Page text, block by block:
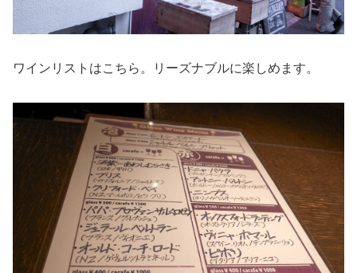
ワインリストはこちら。リーズナブルに楽しめます。